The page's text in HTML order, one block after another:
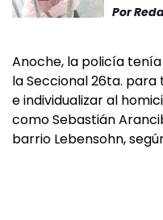
Por
Anoche, la policía
la Seccional 26ta.
e individualizar al
como Sebastián
barrio Lebensohn,